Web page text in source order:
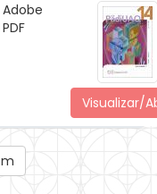
Adobe
PDF
Visualizar/